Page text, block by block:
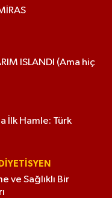
ISLANDI (Ama hiç
İlk Hamle: Türk
ve Sağlıklı Bir